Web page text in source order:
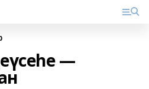
—